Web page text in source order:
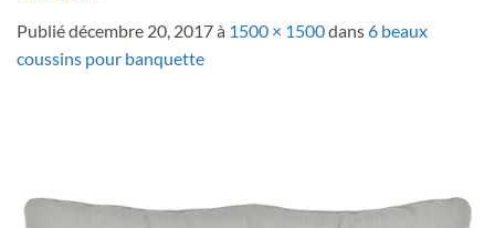
Publiédécembre 20, 2017à 1500 × 1500dans6 beaux
coussins pour banquette